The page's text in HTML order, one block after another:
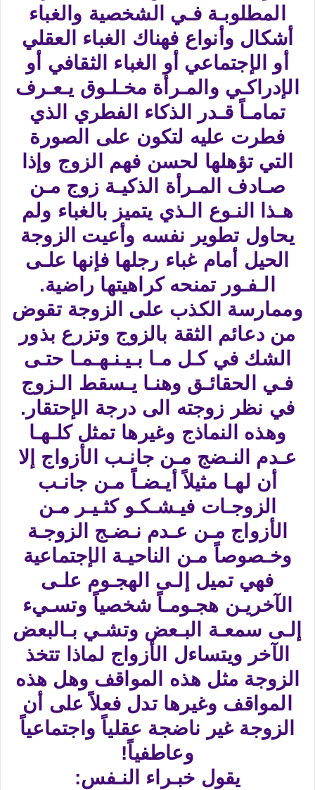
المطلوبـة فـي الشخصية والغباء
أشكال وأنواع فهناك الغباء العقلي
أو الإجتماعي أو الغباء الثقافي أو
الإدراكـي والمـرأة مخـلـوق يـعـرف
تمامـاً قـدر الذكاء الفطري الذي
فطرت عليه لتكون على الصورة
التي تؤهلها لحسن فهم الزوج وإذا
صـادف المـرأة الذكيـة زوج مـن
هـذا النـوع الـذي يتميز بالغباء ولم
يحاول تطوير نفسه وأعيت الزوجة
الحيل أمام غباء رجلها فإنها علـى
الـفـور تمنحه كراهيتها راضية.
وممارسة الكذب على الزوجة تقوض
من دعائم الثقة بالزوج وتزرع بذور
الشك في كـل مـا بـيـنـهـمـا حتـى
فـي الحقائـق وهنـا يـسقط الـزوج
في نظر زوجته الى درجة الإحتقار.
وهذه النماذج وغيرها تمثل كلـهـا
عـدم النـضج مـن جانـب الأزواج إلا
أن لهـا مثيلاً أيـضـاً مـن جانـب
الزوجـات فيـشـكـو كثـيـر مـن
الأزواج مـن عـدم نـضـج الزوجـة
وخـصوصاً مـن الناحيـة الإجتماعية
فهي تميل إلـى الهجـوم علـى
الآخريـن هجـومـاً شخصياً وتسـيء
إلـى سمعـة البـعض وتشـي بـالبعض
الآخر ويتساءل الأزواج لماذا تتخذ
الزوجة مثل هذه المواقف وهل هذه
المواقف وغيرها تدل فعلاً على أن
الزوجة غير ناضجة عقلياً واجتماعياً
وعاطفياً!
يقول خبـراء النـفس: